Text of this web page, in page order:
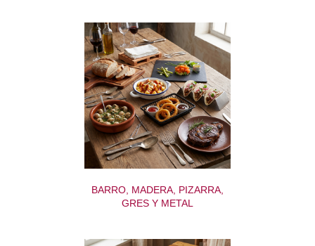
BARRO, MADERA, PIZARRA,
GRES Y METAL